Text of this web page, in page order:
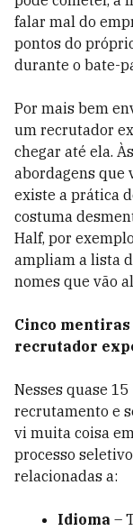
falar mal do
pontos do
durante o bate-
Por mais bem
um recrutador
chegar até ela.
abordagens que
existe a prática
costuma
Half, por
ampliam a lista
nomes que vão
Cinco mentiras
recrutador
Nesses quase
recrutamento e
vi muita coisa
processo
relacionadas a:
Idioma –